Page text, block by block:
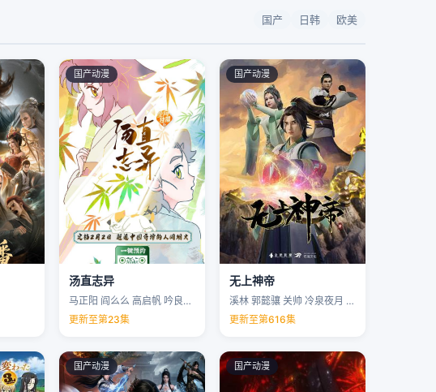
国产 日韩 欧美
国产动漫
汤直志异
马正阳 阎么么 高启帆 吟良犬 …
更新至第23集
国产动漫
无上神帝
溪林 郭懿骧 关帅 冷泉夜月 …
更新至第616集
国产动漫 国产动漫